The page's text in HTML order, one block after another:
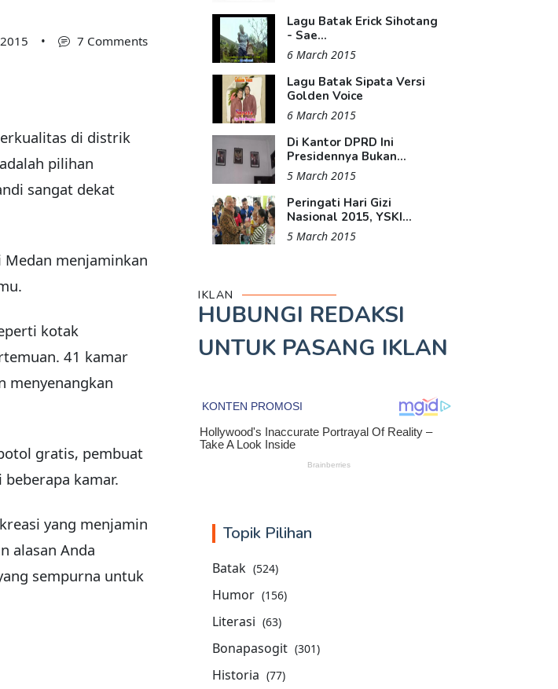
• 7 Comments
di distrik
pilihan
sangat dekat
Medan menjaminkan
kotak
41 kamar
menyenangkan
gratis, pembuat
kamar.
yang menjamin
alasan Anda
sempurna untuk
Lagu Batak Erick Sihotang
- Sae...
6 March 2015
Lagu Batak Sipata Versi
Golden Voice
6 March 2015
Di Kantor DPRD Ini
Presidennya Bukan...
5 March 2015
Peringati Hari Gizi
Nasional 2015, YSKI...
5 March 2015
IKLAN
HUBUNGI REDAKSI
UNTUK PASANG IKLAN
Topik Pilihan
Batak (524)
Humor (156)
Literasi (63)
Bonapasogit (301)
Historia (77)